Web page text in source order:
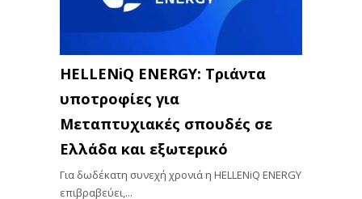
HELLENiQ ENERGY: Τριάντα
υποτροφίες για
Μεταπτυχιακές σπουδές σε
Ελλάδα και εξωτερικό
Για δωδέκατη συνεχή χρονιά η HELLENiQ ENERGY
επιβραβεύει,...